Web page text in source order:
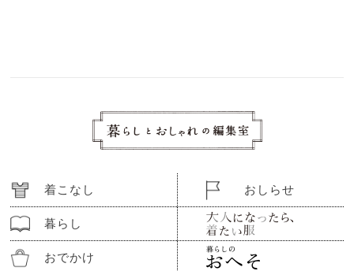
着こなし
暮らし
おでかけ
おしらせ